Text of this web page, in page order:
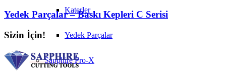
Katerler
Yedek Parçalar
Sapphire Pro-X
Yedek Parçalar – Baskı Kepleri C Serisi
Sizin İçin!